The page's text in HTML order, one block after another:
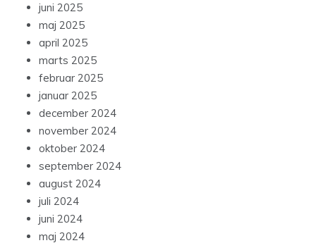
juni 2025
maj 2025
april 2025
marts 2025
februar 2025
januar 2025
december 2024
november 2024
oktober 2024
september 2024
august 2024
juli 2024
juni 2024
maj 2024